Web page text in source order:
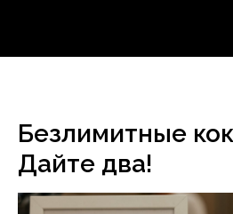
Безлимитные
Дайте два!